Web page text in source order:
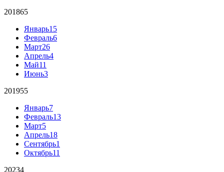
201865
Январь15
Февраль6
Март26
Апрель4
Май11
Июнь3
201955
Январь7
Февраль13
Март5
Апрель18
Сентябрь1
Октябрь11
20234